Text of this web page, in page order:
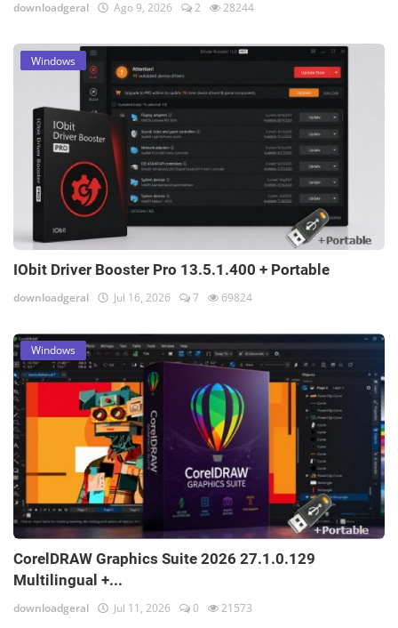
downloadgeral Ago 9, 2026 2 28244
Windows
IObit Driver Booster Pro 13.5.1.400 + Portable
downloadgeral Jul 16, 2026 7 69824
Windows
CorelDRAW Graphics Suite 2026 27.1.0.129
Multilingual +...
downloadgeral Jul 11, 2026 0 21573